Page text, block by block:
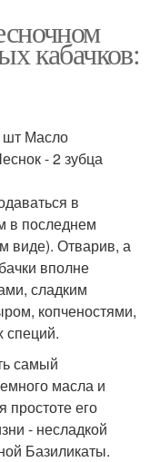
кабачков:
шт Масло
- 2 зубца
в
в последнем
виде). Отварив, а
вполне
сладким
копченостями,
специй.
самый
масла и
простоте его
- несладкой
Базиликаты.